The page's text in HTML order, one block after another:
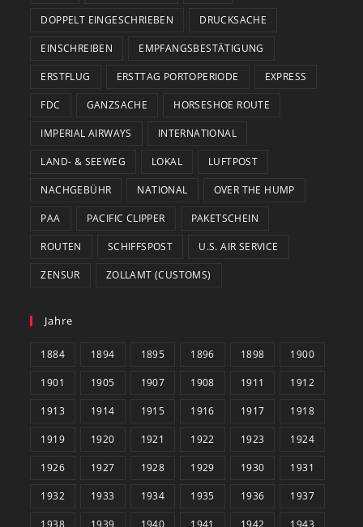
DOPPELT EINGESCHRIEBEN DRUCKSACHE
EINSCHREIBEN EMPFANGSBESTÄTIGUNG
ERSTFLUG ERSTTAG PORTOPERIODE EXPRESS
FDC GANZSACHE HORSESHOE ROUTE
IMPERIAL AIRWAYS INTERNATIONAL
LAND- & SEEWEG LOKAL LUFTPOST
NACHGEBÜHR NATIONAL OVER THE HUMP
PAA PACIFIC CLIPPER PAKETSCHEIN
ROUTEN SCHIFFSPOST U.S. AIR SERVICE
ZENSUR ZOLLAMT (CUSTOMS)
Jahre
1884 1894 1895 1896 1898 1900
1901 1905 1907 1908 1911 1912
1913 1914 1915 1916 1917 1918
1919 1920 1921 1922 1923 1924
1926 1927 1928 1929 1930 1931
1932 1933 1934 1935 1936 1937